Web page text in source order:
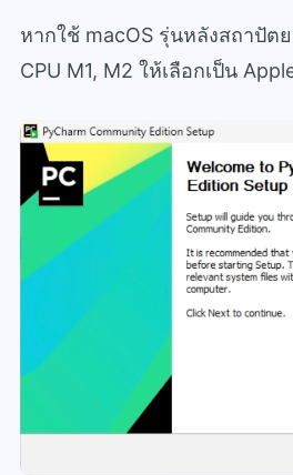
หากใช้ macOS รุ่นหลังสถาปัต
CPU M1, M2 ให้เลือกเป็น